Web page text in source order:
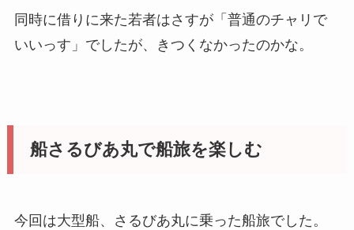
同時に借りに来た若者はさすが「普通のチャリで
いいっす」でしたが、きつくなかったのかな。
船さるびあ丸で船旅を楽しむ
今回は大型船、さるびあ丸に乗った船旅でした。